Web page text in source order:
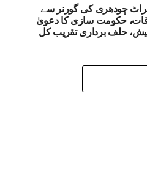
چودھری کی گورنر سے
حکومت سازی کا دعویٰ
حلف برداری تقریب کل